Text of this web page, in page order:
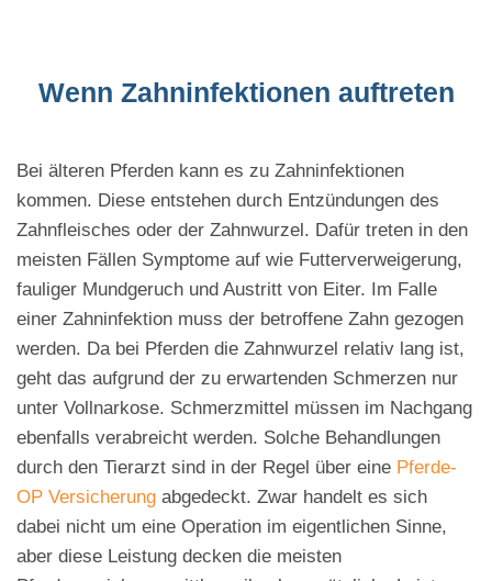
Wenn Zahninfektionen auftreten
Bei älteren Pferden kann es zu Zahninfektionen
kommen. Diese entstehen durch Entzündungen des
Zahnfleisches oder der Zahnwurzel. Dafür treten in den
meisten Fällen Symptome auf wie Futterverweigerung,
fauliger Mundgeruch und Austritt von Eiter. Im Falle
einer Zahninfektion muss der betroffene Zahn gezogen
werden. Da bei Pferden die Zahnwurzel relativ lang ist,
geht das aufgrund der zu erwartenden Schmerzen nur
unter Vollnarkose. Schmerzmittel müssen im Nachgang
ebenfalls verabreicht werden. Solche Behandlungen
durch den Tierarzt sind in der Regel über eine Pferde-
OP Versicherung abgedeckt. Zwar handelt es sich
dabei nicht um eine Operation im eigentlichen Sinne,
aber diese Leistung decken die meisten